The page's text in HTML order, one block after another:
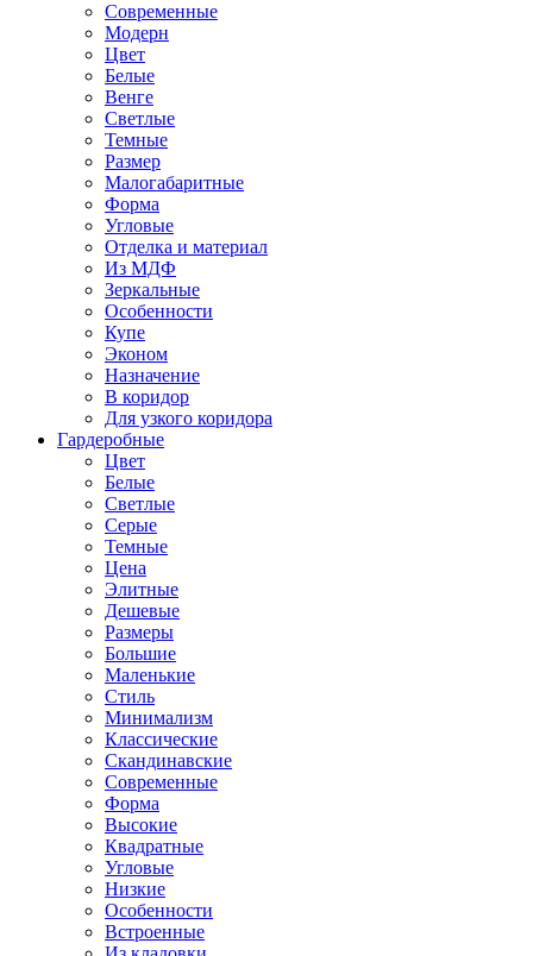
Современные
Модерн
Цвет
Белые
Венге
Светлые
Темные
Размер
Малогабаритные
Форма
Угловые
Отделка и материал
Из МДФ
Зеркальные
Особенности
Купе
Эконом
Назначение
В коридор
Для узкого коридора
Гардеробные
Цвет
Белые
Светлые
Серые
Темные
Цена
Элитные
Дешевые
Размеры
Большие
Маленькие
Стиль
Минимализм
Классические
Скандинавские
Современные
Форма
Высокие
Квадратные
Угловые
Низкие
Особенности
Встроенные